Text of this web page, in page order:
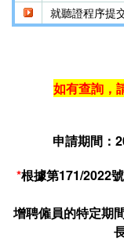
就聽證程序提
如有查詢，
申請期間：
*根據第171/2022
增聘僱員的特定期